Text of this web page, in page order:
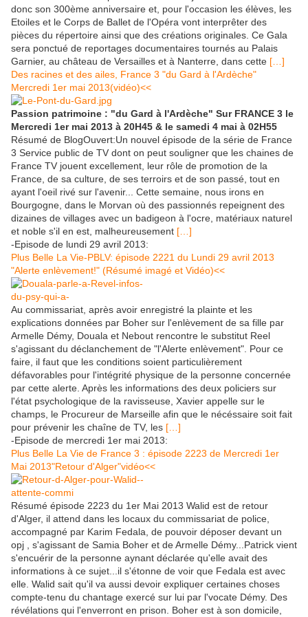
donc son 300ème anniversaire et, pour l'occasion les élèves, les
Etoiles et le Corps de Ballet de l'Opéra vont interprêter des
pièces du répertoire ainsi que des créations originales. Ce Gala
sera ponctué de reportages documentaires tournés au Palais
Garnier, au château de Versailles et à Nanterre, dans cette […]
Des racines et des ailes, France 3 "du Gard à l'Ardèche"
Mercredi 1er mai 2013(vidéo)<<
Passion patrimoine : "du Gard à l'Ardèche" Sur FRANCE 3 le
Mercredi 1er mai 2013 à 20H45 & le samedi 4 mai à 02H55
Résumé de BlogOuvert:Un nouvel épisode de la série de France
3 Service public de TV dont on peut souligner que les chaines de
France TV jouent excellement, leur rôle de promotion de la
France, de sa culture, de ses terroirs et de son passé, tout en
ayant l'oeil rivé sur l'avenir... Cette semaine, nous irons en
Bourgogne, dans le Morvan où des passionnés repeignent des
dizaines de villages avec un badigeon à l'ocre, matériaux naturel
et noble s'il en est, malheureusement […]
-Episode de lundi 29 avril 2013:
Plus Belle La Vie-PBLV: épisode 2221 du Lundi 29 avril 2013
"Alerte enlèvement!" (Résumé imagé et Vidéo)<<
Au commissariat, après avoir enregistré la plainte et les
explications données par Boher sur l'enlèvement de sa fille par
Armelle Démy, Douala et Nebout rencontre le substitut Reel
s'agissant du déclanchement de "l'Alerte enlèvement". Pour ce
faire, il faut que les conditions soient particulièrement
défavorables pour l'intégrité physique de la personne concernée
par cette alerte. Après les informations des deux policiers sur
l'état psychologique de la ravisseuse, Xavier appelle sur le
champs, le Procureur de Marseille afin que le nécéssaire soit fait
pour prévenir les chaîne de TV, les […]
-Episode de mercredi 1er mai 2013:
Plus Belle La Vie de France 3 : épisode 2223 de Mercredi 1er
Mai 2013"Retour d'Alger"vidéo<<
Résumé épisode 2223 du 1er Mai 2013 Walid est de retour
d'Alger, il attend dans les locaux du commissariat de police,
accompagné par Karim Fedala, de pouvoir déposer devant un
opj , s'agissant de Samia Boher et de Armelle Démy...Patrick vient
s'encuérir de la personne aynant déclarée qu'elle avait des
informations à ce sujet...il s'étonne de voir que Fedala est avec
elle. Walid sait qu'il va aussi devoir expliquer certaines choses
compte-tenu du chantage exercé sur lui par l'vocate Démy. Des
révélations qui l'enverront en prison. Boher est à son domicile,